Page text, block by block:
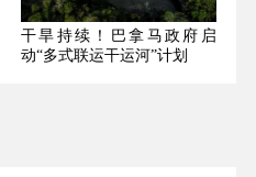
干旱持续！巴拿马政府启
动“多式联运干运河”计划